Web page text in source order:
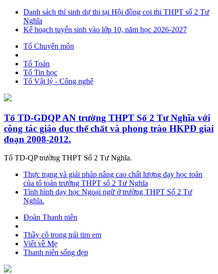
Danh sách thí sinh dự thi tại Hội đồng coi thi THPT số 2 Tư
Nghĩa
Kế hoạch tuyển sinh vào lớp 10, năm học 2026-2027
Tổ Chuyên môn
Tổ Toán
Tổ Tin học
Tổ Vật lý - Công nghệ
Tổ TD-GDQP AN trường THPT Số 2 Tư Nghĩa với
công tác giáo dục thể chất và phong trào HKPĐ giai
đoạn 2008-2012.
Tổ TD-QP trường THPT Số 2 Tư Nghĩa.
Thực trạng và giải pháp nâng cao chất lượng dạy học toán
của tổ toán trường THPT số 2 Tư Nghĩa
Tình hình dạy học Ngoại ngữ ở trường THPT Số 2 Tư
Nghĩa.
Đoàn Thanh niên
Thầy cô trong trái tim em
Viết về Mẹ
Thanh niên sống đẹp